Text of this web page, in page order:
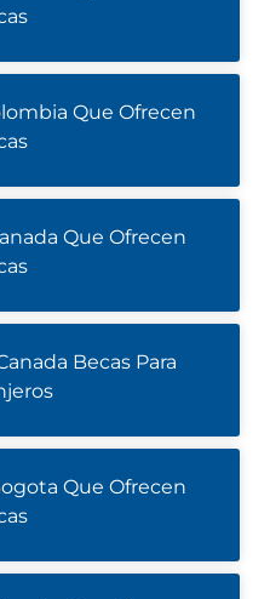
Que Ofrecen
Que Ofrecen
Becas Para
Que Ofrecen